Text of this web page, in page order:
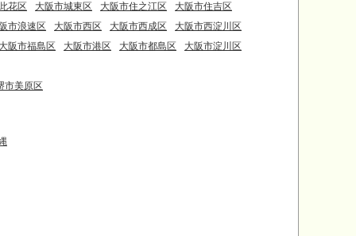
花区 大阪市城東区 大阪市住之江区
大阪市住吉区
市浪速区
大阪市西区 大阪市西成区
大阪市西淀川区
阪市福島区
大阪市港区 大阪市都島区 大阪市淀川区
市美原区